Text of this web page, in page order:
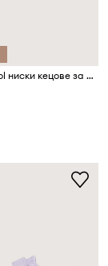
Vans Old Skool ниски кецове за деца